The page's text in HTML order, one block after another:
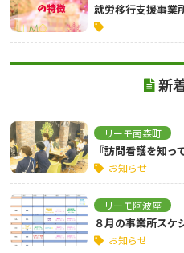
就労移行支援事業
新
リーモ南森町
『訪問看護を知っ
お知らせ
リーモ阿波座
８月の事業所スケ
お知らせ